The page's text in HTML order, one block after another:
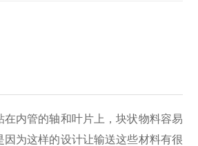
内管的轴和叶片上，块状物料容易
为这样的设计让输送这些材料有很